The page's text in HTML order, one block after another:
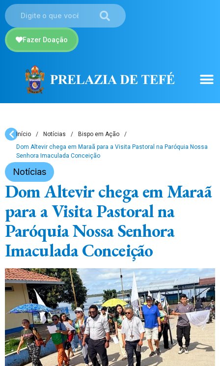
Fazer Doação
Início / Notícias / Bispo em Ação
/
Dom Altevir chega em Maraã para a Visita Pastoral na Paróquia Nossa
Senhora Imaculada Conceição
Notícias
Dom Altevir chega em Maraã
para a Visita Pastoral na
Paróquia Nossa Senhora
Imaculada Conceição